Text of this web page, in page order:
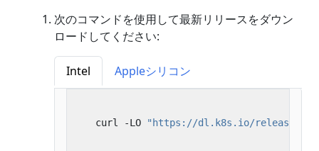
次のコマンドを使用して最新リリースをダウン
ロードしてください:
Intel Appleシリコン
   curl -LO
"https://dl.k8s.io/release/